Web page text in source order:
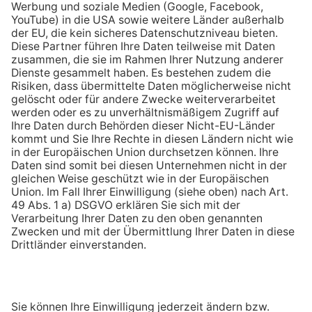
Chatbot ENY
Kontakt
Empfehlen Sie uns weiter
Jetzt Prämie sichern!
Empfehlen!
123energie ist die Online Marke der
Seit über 110 Jahren größter Energieversorger in
der Pfalz und im Saarpfalz-Kreis